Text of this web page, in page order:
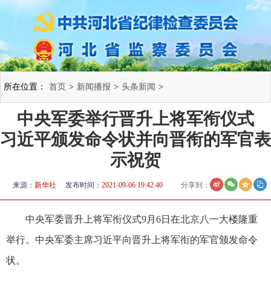
所在位置： 首页 > 新闻播报 > 头条新闻 >
中央军委举行晋升上将军衔仪式
习近平颁发命令状并向晋衔的军官表
示祝贺
来源： 新华社 发布时间： 2021-09-06 19:42:40 分享到：
中央军委晋升上将军衔仪式9月6日在北京八一大楼隆重
举行。中央军委主席习近平向晋升上将军衔的军官颁发命令
状。